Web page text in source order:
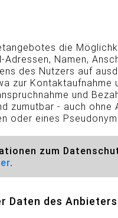
die
Adressen, Namen,
des Nutzers auf
zur Kontaktaufnahme
und
zumutbar - auch ohne
oder eines
zum
.
Daten des